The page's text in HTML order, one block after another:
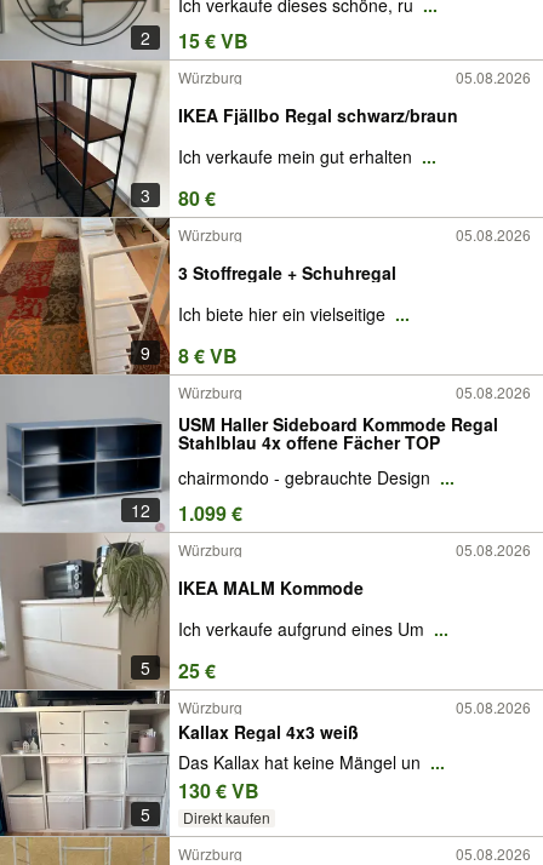
2
Ich verkaufe dieses schöne, ru ...
15 € VB
3
Würzburg 05.08.2026
IKEA Fjällbo Regal schwarz/braun
Ich verkaufe mein gut erhalten ...
80 €
9
Würzburg 05.08.2026
3 Stoffregale + Schuhregal
Ich biete hier ein vielseitige ...
8 € VB
12
Würzburg 05.08.2026
USM Haller Sideboard Kommode Regal
Stahlblau 4x offene Fächer TOP
chairmondo - gebrauchte Design ...
1.099 €
5
Würzburg 05.08.2026
IKEA MALM Kommode
Ich verkaufe aufgrund eines Um ...
25 €
5
Würzburg 05.08.2026
Kallax Regal 4x3 weiß
Das Kallax hat keine Mängel un ...
130 € VB
Direkt kaufen
Würzburg 05.08.2026